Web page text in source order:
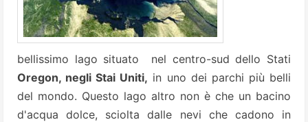
bellissimo lago situato nel centro-sud dello Stati
Oregon, negli Stai Uniti, in uno dei parchi più belli
del mondo. Questo lago altro non è che un bacino
d'acqua dolce, sciolta dalle nevi che cadono in